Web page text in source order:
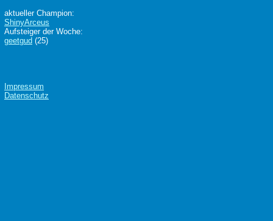
aktueller Champion:
ShinyArceus
Aufsteiger der Woche:
geetgud (25)
Impressum
Datenschutz